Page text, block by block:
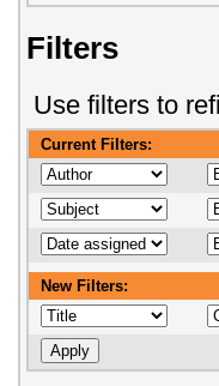
Filters
Use filters to
Current Filters:
New Filters: